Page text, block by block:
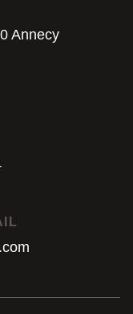
Annecy